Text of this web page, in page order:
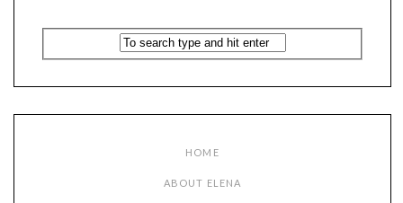
HOME
ABOUT ELENA